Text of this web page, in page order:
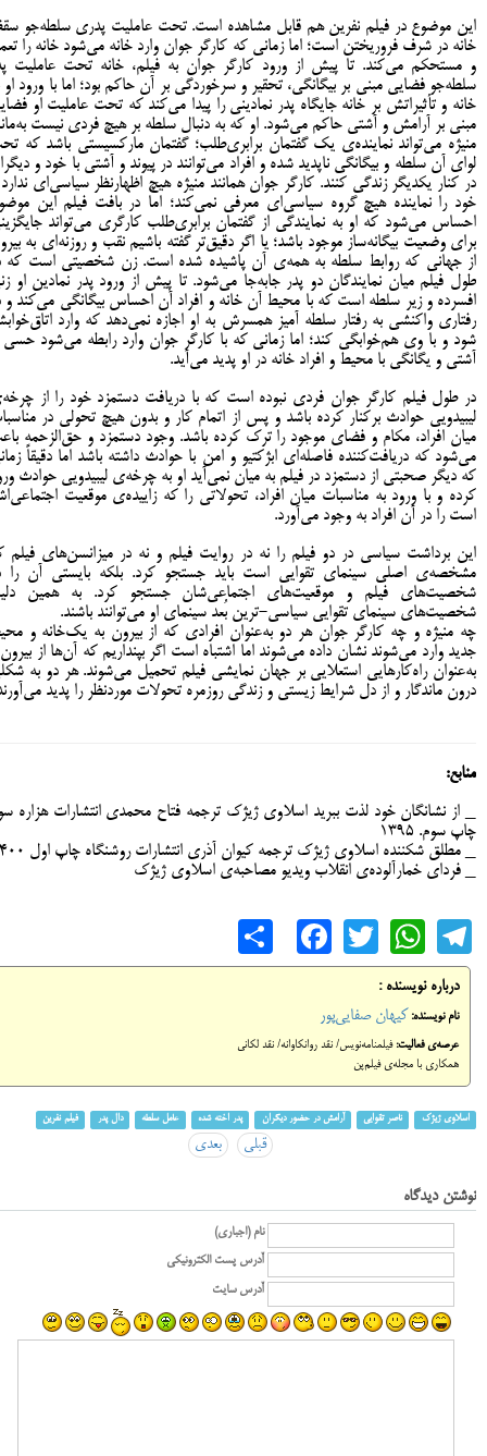
این موضوع در فیلم نفرین هم قابل مشاهده است. تحت عاملیت پدری سلطه‌جو
خانه در شرف فروریختن است؛ اما زمانی که کارگر جوان وارد خانه می‌شود خانه را
و مستحکم می‌کند. تا پیش از ورود کارگر جوان به فیلم، خانه تحت عاملیت
سلطه‌جو فضایی مبنی بر بیگانگی، تحقیر و سرخوردگی بر آن حاکم بود؛ اما با ورود او
خانه و تأثیراتش بر خانه جایگاه پدر نمادینی را پیدا می‌کند که تحت عاملیت او
مبنی بر آرامش و آشتی حاکم می‌شود. او که به دنبال سلطه بر هیچ فردی نیست
منیژه می‌تواند نماینده‌ی یک گفتمان برابری‌طلب؛ گفتمان مارکسیستی باشد که
لوای آن سلطه و بیگانگی ناپدید شده و افراد می‌توانند در پیوند و آشتی با خود و
در کنار یکدیگر زندگی کنند. کارگر جوان همانند منیژه هیچ اظهارنظر سیاسی‌ای
خود را نماینده هیچ گروه سیاسی‌ای معرفی نمی‌کند؛ اما در بافت فیلم این
احساس می‌شود که او به نمایندگی از گفتمان برابری‌طلب کارگری می‌تواند
برای وضعیت بیگانه‌ساز موجود باشد؛ یا اگر دقیق‌تر گفته باشیم نقب و روزنه‌ای به
از جهانی که روابط سلطه به همه‌ی آن پاشیده شده است. زن شخصیتی است که
طول فیلم میان نمایندگان دو پدر جابه‌جا می‌شود. تا پیش از ورود پدر نمادین او
افسرده و زیر سلطه است که با محیط آن خانه و افراد آن احساس بیگانگی می‌کند و
رفتاری واکنشی به رفتار سلطه آمیز همسرش به او اجازه نمی‌دهد که وارد
شود و با وی هم‌خوابگی کند؛ اما زمانی که با کارگر جوان وارد رابطه می‌شود حسی
آشتی و یگانگی با محیط و افراد خانه در او پدید می‌آید.
در طول فیلم کارگر جوان فردی نبوده است که با دریافت دستمزد خود را از
لیبیدویی حوادث برکنار کرده باشد و پس از اتمام کار و بدون هیچ تحولی در
میان افراد، مکام و فضای موجود را ترک کرده باشد. وجود دستمزد و حق‌الزحمه
می‌شود که دریافت‌کننده فاصله‌ای ابژکتیو و امن با حوادث داشته باشد اما دقیقاً
که دیگر صحبتی از دستمزد در فیلم به میان نمی‌آید او به چرخه‌ی لیبیدویی حوادث
کرده و با ورود به مناسبات میان افراد، تحولاتی را که زاییده‌ی موقعیت
است را در آن افراد به وجود می‌آورد.
این برداشت سیاسی در دو فیلم را نه در روایت فیلم و نه در میزانسن‌های فیلم
مشخصه‌ی اصلی سینمای تقوایی است باید جستجو کرد. بلکه بایستی آن را
شخصیت‌های فیلم و موقعیت‌های اجتماعی‌شان جستجو کرد. به همین
شخصیت‌های سینمای تقوایی سیاسی-ترین بُعد سینمای او می‌توانند باشند.
چه منیژه و چه کارگر جوان هر دو به‌عنوان افرادی که از بیرون به یک‌خانه و
جدید وارد می‌شوند نشان داده می‌شوند اما اشتباه است اگر بپنداریم که آن‌ها از
به‌عنوان راه‌کارهایی استعلایی بر جهان نمایشی فیلم تحمیل می‌شوند. هر دو به
درون ماندگار و از دل شرایط زیستی و زندگی روزمره تحولات موردنظر را پدید
منابع:
_ از نشانگان خود لذت ببرید اسلاوی ژیژک ترجمه فتاح محمدی انتشارات هزاره
چاپ سوم. 1395
_ مطلق شکننده اسلاوی ژیژک ترجمه کیوان آذری انتشارات روشنگاه چاپ اول 1400
_ فردای خمارآلوده‌ی انقلاب ویدیو مصاحبه‌ی اسلاوی ژیژک
Telegram
WhatsApp
Twitter
Facebook
درباره نویسنده :
نام نویسنده: کیهان صفایی‌پور
عرصه‌ی فعالیت: فیلمنامه‌نویس/ نقد روانکاوانه/ نقد لکانی
همکاری با مجله‌ی فیلم‌پن
اسلاوی ژیژک ناصر تقوایی آرامش در حضور دیگران پدر اخته شده عامل سلطه دال پدر فیلم نفرین
قبلی بعدی
نوشتن دیدگاه
نام (اجباری)
آدرس پست الکترونیکی
آدرس سایت